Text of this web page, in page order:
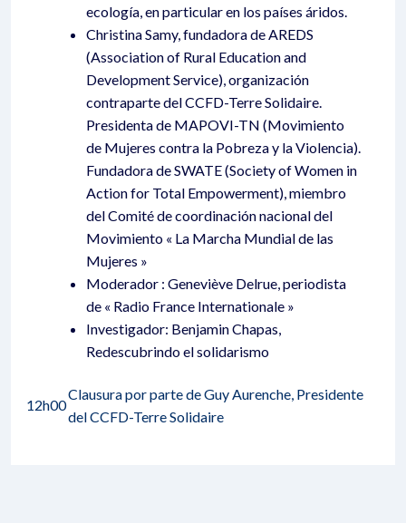
ecología, en particular en los países áridos.
Christina Samy, fundadora de AREDS
(Association of Rural Education and
Development Service), organización
contraparte del CCFD-Terre Solidaire.
Presidenta de MAPOVI-TN (Movimiento
de Mujeres contra la Pobreza y la Violencia).
Fundadora de SWATE (Society of Women in
Action for Total Empowerment), miembro
del Comité de coordinación nacional del
Movimiento « La Marcha Mundial de las
Mujeres »
Moderador : Geneviève Delrue, periodista
de « Radio France Internationale »
Investigador: Benjamin Chapas,
Redescubrindo el solidarismo
12h00
Clausura por parte de Guy Aurenche, Presidente
del CCFD-Terre Solidaire